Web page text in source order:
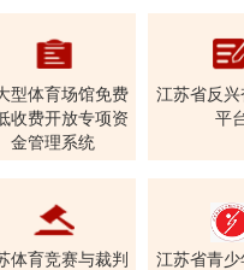
型体育场馆免费
收费开放专项资
金管理系统
江苏省反
平
体育竞赛与裁判
江苏省青